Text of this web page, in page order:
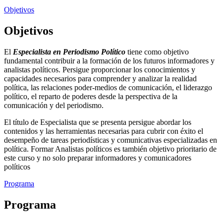
Objetivos
Objetivos
El Especialista en Periodismo Político tiene como objetivo
fundamental contribuir a la formación de los futuros informadores y
analistas políticos. Persigue proporcionar los conocimientos y
capacidades necesarios para comprender y analizar la realidad
política, las relaciones poder-medios de comunicación, el liderazgo
político, el reparto de poderes desde la perspectiva de la
comunicación y del periodismo.
El título de Especialista que se presenta persigue abordar los
contenidos y las herramientas necesarias para cubrir con éxito el
desempeño de tareas periodísticas y comunicativas especializadas en
política. Formar Analistas políticos es también objetivo prioritario de
este curso y no solo preparar informadores y comunicadores
políticos
Programa
Programa